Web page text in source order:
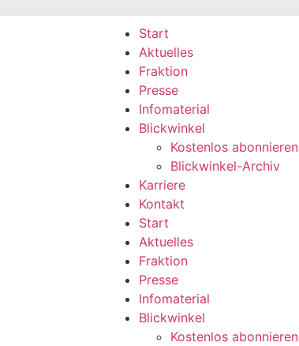
Start
Aktuelles
Fraktion
Presse
Infomaterial
Blickwinkel
Kostenlos abonnieren
Blickwinkel-Archiv
Karriere
Kontakt
Start
Aktuelles
Fraktion
Presse
Infomaterial
Blickwinkel
Kostenlos abonnieren